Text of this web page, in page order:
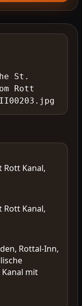
St.
Rott
Rott Kanal,
Rott Kanal,
Rottal-Inn,
mit